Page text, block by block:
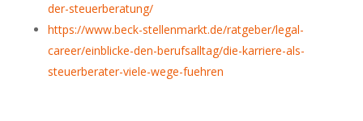
der-steuerberatung/
https://www.beck-stellenmarkt.de/ratgeber/legal-
career/einblicke-den-berufsalltag/die-karriere-als-
steuerberater-viele-wege-fuehren